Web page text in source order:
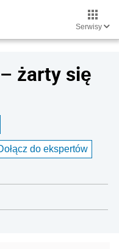
Serwisy
żarty się
do ekspertów